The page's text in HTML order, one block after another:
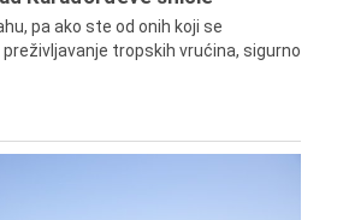
pa ako ste od onih koji se
tropskih vrućina, sigurno